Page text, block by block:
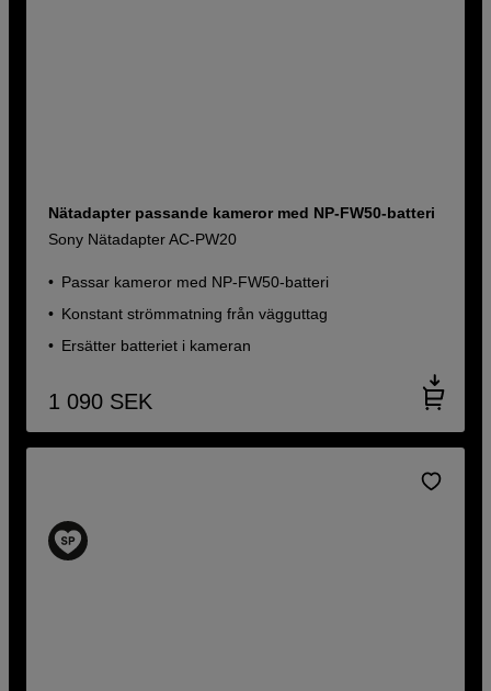
Nätadapter passande kameror med NP-FW50-batteri
Sony Nätadapter AC-PW20
Passar kameror med NP-FW50-batteri
Konstant strömmatning från vägguttag
Ersätter batteriet i kameran
1 090 SEK